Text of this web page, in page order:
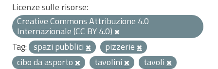
Licenze sulle risorse:
Creative Commons Attribuzione 4.0
Internazionale (CC BY 4.0)
Tag: spazi pubblici
pizzerie
cibo da asporto
tavolini tavoli